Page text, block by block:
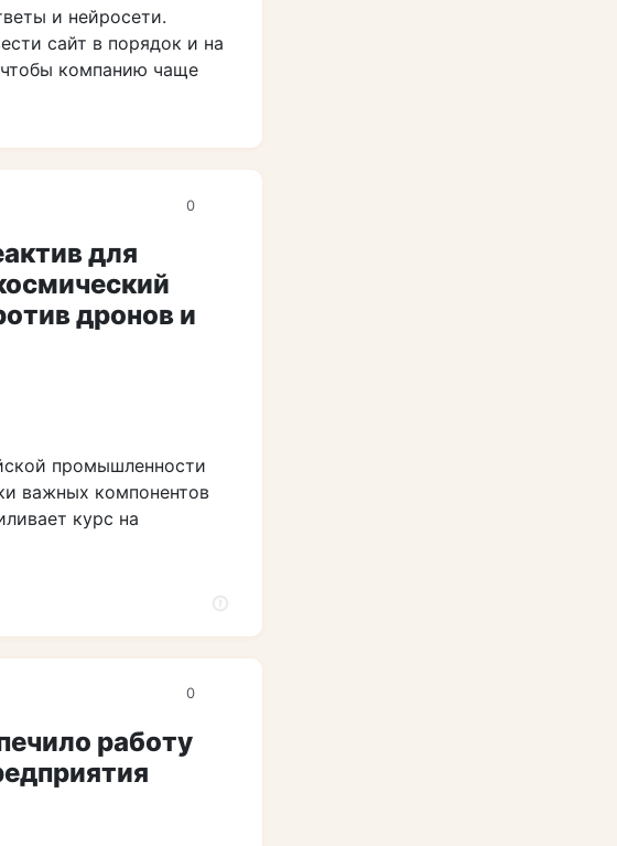
и нейросети.
сайт в порядок и на
компанию чаще
0
для
дронов и
промышленности
важных компонентов
курс на
0
работу